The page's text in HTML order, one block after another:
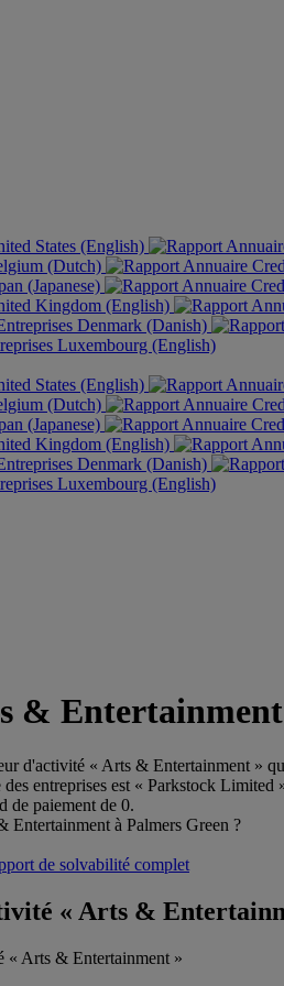
States (English)
(Dutch)
(Japanese)
Kingdom (English)
Denmark (Danish)
Luxembourg (English)
States (English)
(Dutch)
(Japanese)
Kingdom (English)
Denmark (Danish)
Luxembourg (English)
& Entertainment
d'activité « Arts & Entertainment »
entreprises est « Parkstock
de paiement de 0.
Entertainment à Palmers Green ?
de solvabilité complet
« Arts &
« Arts & Entertainment »